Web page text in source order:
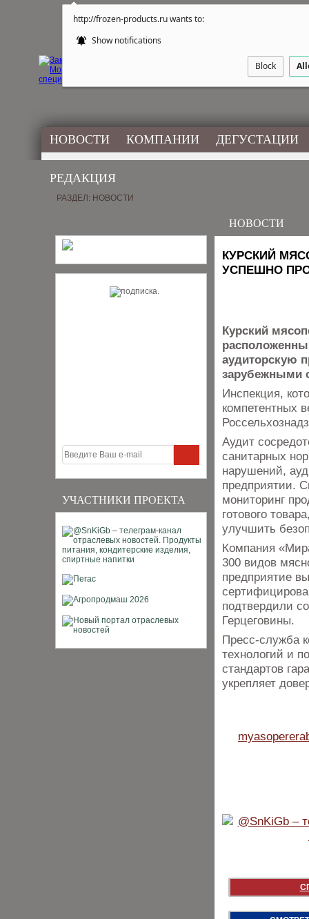
http://frozen-products.ru wants to:
Show notifications
Block
НОВОСТИ КОМПАНИИ ДЕГУСТАЦИИ
РЕДАКЦИЯ
УЧАСТНИКИ ПРОЕКТА
РАЗДЕЛ: НОВОСТИ
НОВОСТИ
КУРСКИЙ
УСПЕШНО
Курский
аудиторскую
зарубежными
Инспекция,
компетентных
Аудит
санитарных
нарушений,
предприятии.
мониторинг
готового
улучшить
Компания
300 видов
предприятие
подтвердили
Герцеговины.
Пресс-служба
технологий и
стандартов
укрепляет